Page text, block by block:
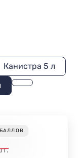
Канистра 5 л
БАЛЛОВ